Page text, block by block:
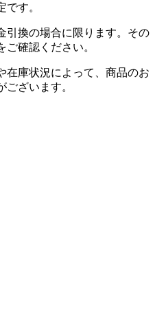
です。
引換の場合に限ります。その
ご確認ください。
庫状況によって、商品のお
ざいます。